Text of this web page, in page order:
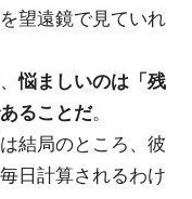
望遠鏡で見ていれ
悩ましいのは「残
ることだ。
結局のところ、彼
日計算されるわけ